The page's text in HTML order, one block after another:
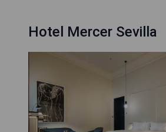
Hotel Mercer Sevilla